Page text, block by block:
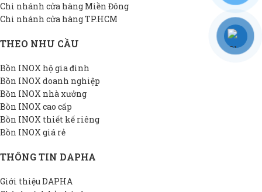
Chi nhánh cửa hàng Miền Đông
Chi nhánh cửa hàng TP.HCM
THEO NHU CẦU
Bồn INOX hộ gia đình
Bồn INOX doanh nghiệp
Bồn INOX nhà xưởng
Bồn INOX cao cấp
Bồn INOX thiết kế riêng
Bồn INOX giá rẻ
THÔNG TIN DAPHA
Giới thiệu DAPHA